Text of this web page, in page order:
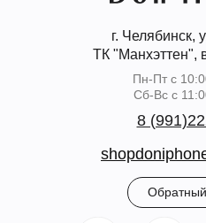
г. Челябинск,
ТК "Манхэттен",
Пн-Пт с
Сб-Вс с
8